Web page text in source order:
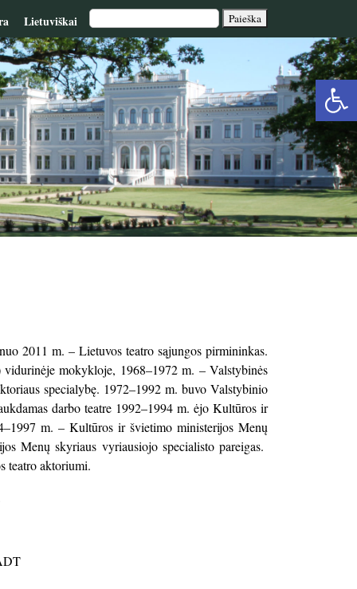
Lietuviškai
2011 m. – Lietuvos teatro sąjungos pirmininkas.
mokykloje, 1968–1972 m. – Valstybinės
specialybę. 1972–1992 m. buvo Valstybinio
darbo teatre 1992–1994 m. ėjo Kultūros ir
m. – Kultūros ir švietimo ministerijos Menų
Menų skyriaus vyriausiojo specialisto pareigas.
teatro aktoriumi.